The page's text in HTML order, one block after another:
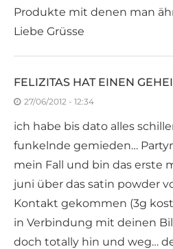
Produkte mit denen man
Liebe Grüsse
FELIZITAS HAT EINEN
27/06/2012 - 12:34
ich habe bis dato alles
funkelnde gemieden…
mein Fall und bin das erste
juni über das satin powder
Kontakt gekommen (3g
in Verbindung mit deinen
doch totally hin und weg…